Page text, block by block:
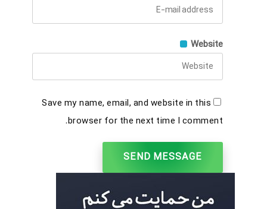
Website
Save my name, email, and website in this
browser for the next time I comment.